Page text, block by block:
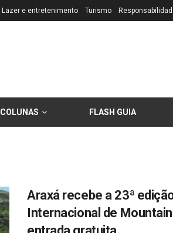
Lazer e entretenimento Turismo
COLUNAS FLASH GUIA
Araxá recebe a 23ª
Internacional de